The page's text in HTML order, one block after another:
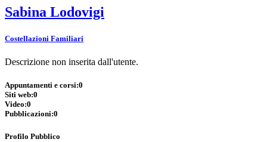
Sabina Lodovigi
Costellazioni Familiari
Descrizione non inserita dall'utente.
Appuntamenti e corsi:0
Siti web:0
Video:0
Pubblicazioni:0
Profilo Pubblico